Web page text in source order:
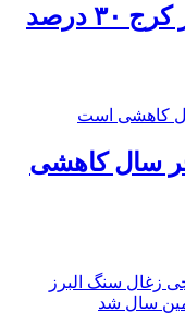
️قیمت مسکن در کرج ۳۰ درصد
سال کاهشی